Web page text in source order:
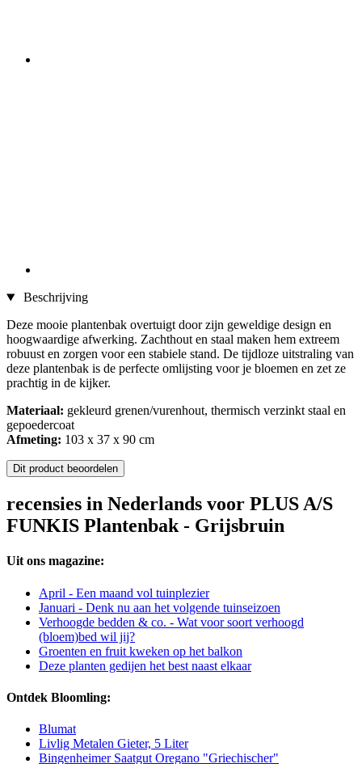
Beschrijving
Deze mooie plantenbak overtuigt door zijn geweldige design en
hoogwaardige afwerking. Zachthout en staal maken hem extreem
robuust en zorgen voor een stabiele stand. De tijdloze uitstraling van
deze plantenbak is de perfecte omlijsting voor je bloemen en zet ze
prachtig in de kijker.
Materiaal: gekleurd grenen/vurenhout, thermisch verzinkt staal en
gepoedercoat
Afmeting: 103 x 37 x 90 cm
Dit product beoordelen
recensies in Nederlands voor PLUS A/S
FUNKIS Plantenbak - Grijsbruin
Uit ons magazine:
April - Een maand vol tuinplezier
Januari - Denk nu aan het volgende tuinseizoen
Verhoogde bedden & co. - Wat voor soort verhoogd
(bloem)bed wil jij?
Groenten en fruit kweken op het balkon
Deze planten gedijen het best naast elkaar
Ontdek Bloomling:
Blumat
Livlig Metalen Gieter, 5 Liter
Bingenheimer Saatgut Oregano "Griechischer"